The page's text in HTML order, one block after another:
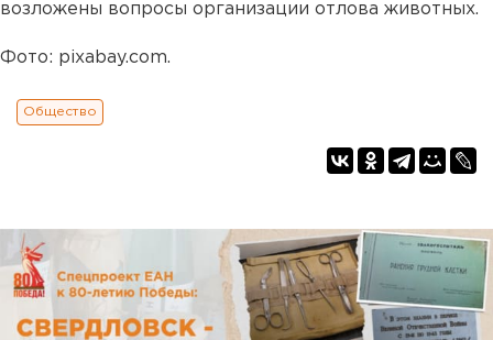
возложены вопросы организации отлова животных.
Фото: pixabay.com.
Общество